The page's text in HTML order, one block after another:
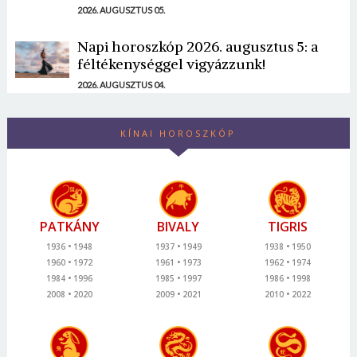
2026. AUGUSZTUS 05.
Napi horoszkóp 2026. augusztus 5: a
féltékenységgel vigyázzunk!
2026. AUGUSZTUS 04.
KÍNAI HOROSZKÓP
PATKÁNY
1936
1948
1960
1972
1984
1996
2008
2020
BIVALY
1937
1949
1961
1973
1985
1997
2009
2021
TIGRIS
1938
1950
1962
1974
1986
1998
2010
2022